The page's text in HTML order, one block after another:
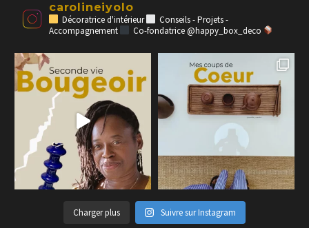
carolineiyolo
Décoratrice d'intérieur
Conseils - Projets -
Accompagnement
Co-fondatrice @happy_box_deco
Charger plus Suivre sur Instagram